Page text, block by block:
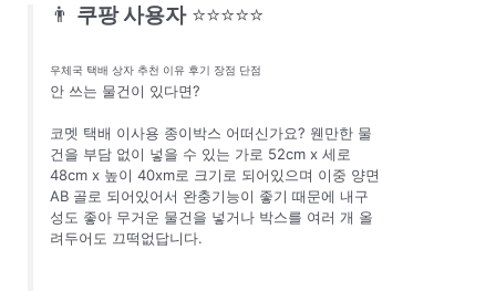
👨 쿠팡 사용자 ⭐⭐⭐⭐⭐
우체국 택배 상자 추천 이유 후기 장점 단점
안 쓰는 물건이 있다면?
코멧 택배 이사용 종이박스 어떠신가요? 웬만한 물
건을 부담 없이 넣을 수 있는 가로 52cm x 세로
48cm x 높이 40xm로 크기로 되어있으며 이중 양면
AB 골로 되어있어서 완충기능이 좋기 때문에 내구
성도 좋아 무거운 물건을 넣거나 박스를 여러 개 올
려두어도 끄떡없답니다.